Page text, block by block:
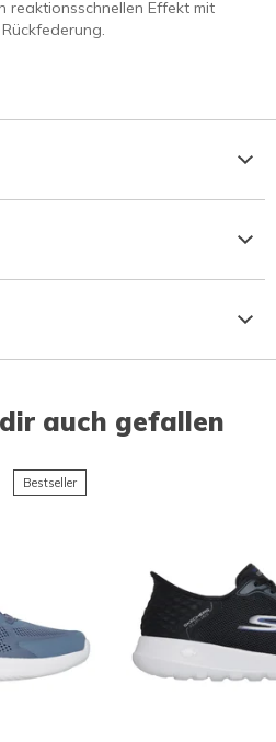
reaktionsschnellen Effekt mit
auch gefallen
Bestseller